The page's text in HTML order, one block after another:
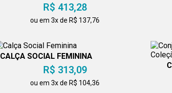
R$ 413,28
ou em 3x de R$ 137,76
CALÇA SOCIAL FEMININA
R$ 313,09
ou em 3x de R$ 104,36